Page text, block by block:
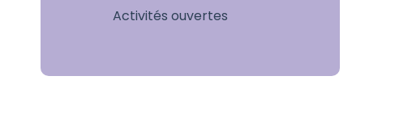
Activités ouvertes